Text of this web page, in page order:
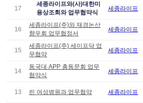
17
세종라이프와(사)대한미
용상조회와 업무협약식
세종라이프
16
세종라이프(주)와 재경논산
향우회 업무협정서
세종라이프
15
세종라이프(주) 세이프닥 업
무협약
세종라이프
14
동국대 APP 총동문회 업무
협약식
세종라이프
13 린 여성병원과 업무협약 세종라이프